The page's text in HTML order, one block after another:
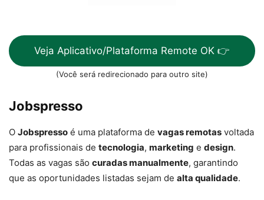
Veja Aplicativo/Plataforma Remote OK 👉
(Você será redirecionado para outro site)
Jobspresso
O Jobspresso é uma plataforma de vagas remotas voltada
para profissionais de tecnologia, marketing e design.
Todas as vagas são curadas manualmente, garantindo
que as oportunidades listadas sejam de alta qualidade.